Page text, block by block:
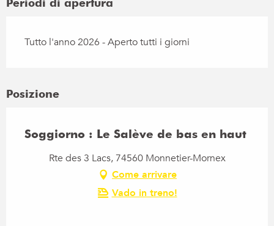
Periodi di apertura
Tutto l'anno 2026 - Aperto tutti i giorni
Posizione
Soggiorno : Le Salève de bas en haut
Rte des 3 Lacs, 74560 Monnetier-Mornex
Come arrivare
Vado in treno!